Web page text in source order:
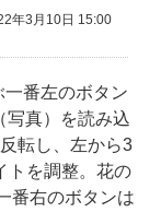
年3月10日 15:00
番左のボタン
写真）を読み込
転し、左から3
トを調整。花の
番右のボタンは